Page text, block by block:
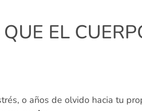
EL
o años de olvido hacia tu